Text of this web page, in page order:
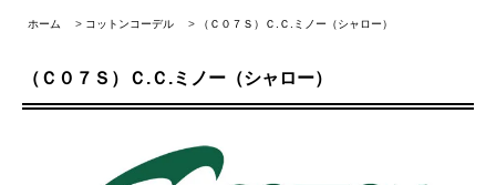
ホーム > コットンコーデル > （Ｃ０７Ｓ）Ｃ.Ｃ.ミノー（シャロー）
（Ｃ０７Ｓ）Ｃ.Ｃ.ミノー（シャロー）